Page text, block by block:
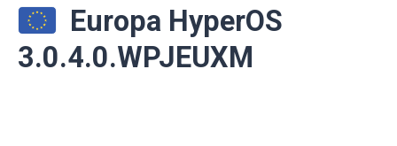
Europa HyperOS
3.0.4.0.WPJEUXM